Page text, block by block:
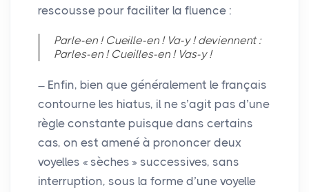
rescousse pour faciliter la fluence :
Parle-en ! Cueille-en ! Va-y ! deviennent :
Parles-en ! Cueilles-en ! Vas-y !
Enfin, bien que généralement le français
contourne les hiatus, il ne s’agit pas d’une
règle constante puisque dans certains
cas, on est amené à prononcer deux
voyelles « sèches » successives, sans
interruption, sous la forme d’une voyelle